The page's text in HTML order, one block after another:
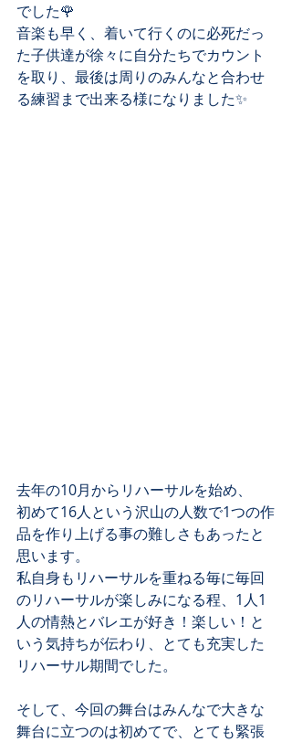
でした🌹
音楽も早く、着いて行くのに必死だっ
た子供達が徐々に自分たちでカウント
を取り、最後は周りのみんなと合わせ
る練習まで出来る様になりました✨
去年の10月からリハーサルを始め、
初めて16人という沢山の人数で1つの作
品を作り上げる事の難しさもあったと
思います。
私自身もリハーサルを重ねる毎に毎回
のリハーサルが楽しみになる程、1人1
人の情熱とバレエが好き！楽しい！と
いう気持ちが伝わり、とても充実した
リハーサル期間でした。
そして、今回の舞台はみんなで大きな
舞台に立つのは初めてで、とても緊張